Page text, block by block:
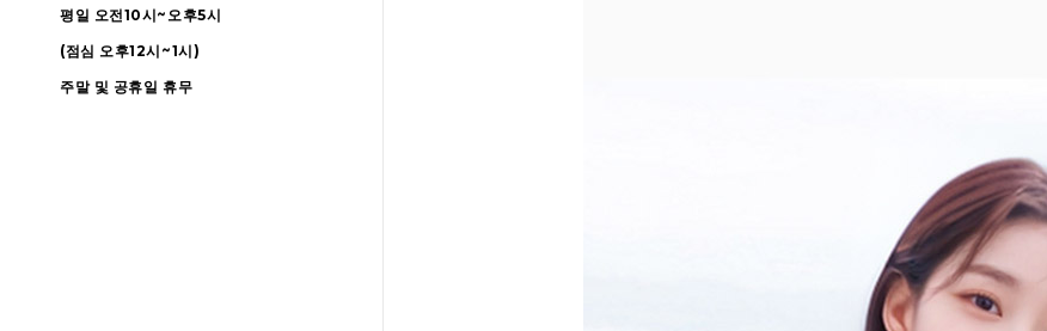
평일 오전10시~오후5시
(점심 오후12시~1시)
주말 및 공휴일 휴무